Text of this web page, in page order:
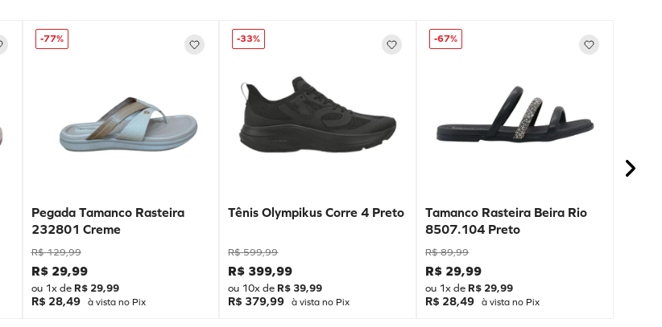
-77%
Pegada Tamanco Rasteira
232801 Creme
R$ 129,99
R$ 29,99
ou 1x de R$ 29,99
R$ 28,49 à vista no Pix
-33%
Tênis Olympikus Corre 4 Preto
R$ 599,99
R$ 399,99
ou 10x de R$ 39,99
R$ 379,99 à vista no Pix
-67%
Tamanco Rasteira Beira Rio
8507.104 Preto
R$ 89,99
R$ 29,99
ou 1x de R$ 29,99
R$ 28,49 à vista no Pix